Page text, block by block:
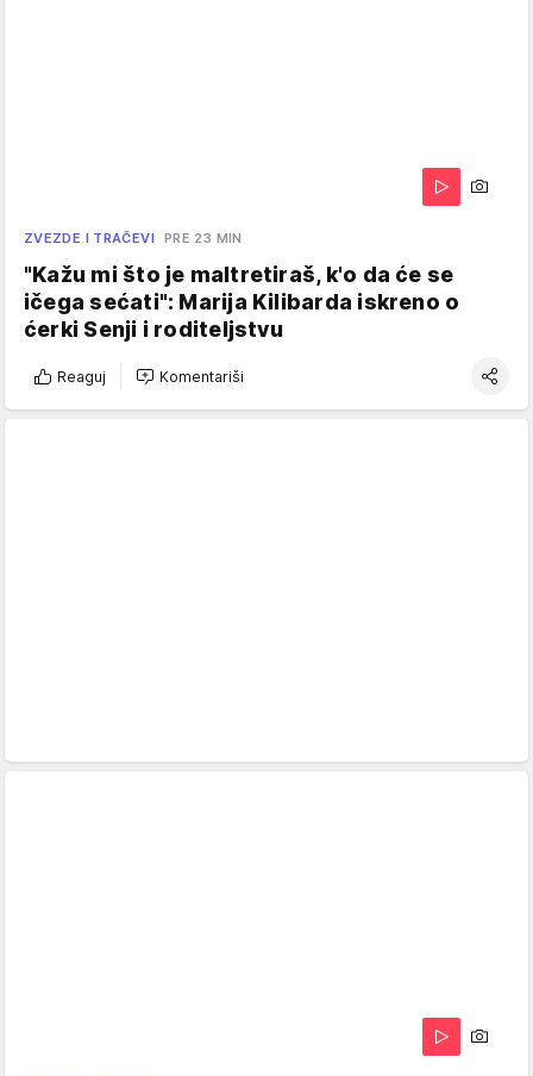
ZVEZDE I TRAČEVI PRE 23 MIN
"Kažu mi što je maltretiraš, k'o da će se
ičega sećati": Marija Kilibarda iskreno o
ćerki Senji i roditeljstvu
Reaguj Komentariši